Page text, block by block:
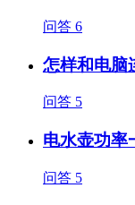
问答 6
怎样和电脑
问答 5
电水壶功率
问答 5